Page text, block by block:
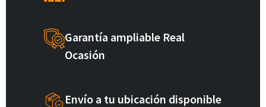
Garantía ampliable Real
Ocasión
Envío a tu ubicación disponible